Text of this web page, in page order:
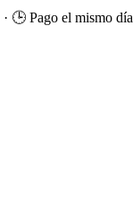
· 🕒 Pago el mismo día